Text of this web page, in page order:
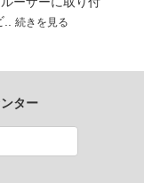
続きを見る
ター